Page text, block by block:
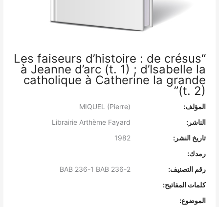
“Les faiseurs d’histoire : de crésus
à Jeanne d’arc (t. 1) ; d’Isabelle la
catholique à Catherine la grande
(t. 2)”
المؤلف:
الناشر:
تاريخ النشر:
1982
رمدك:
رقم التصنيف:
BAB 236-1 BAB 236-2
كلمات المفاتيح:
الموضوع: